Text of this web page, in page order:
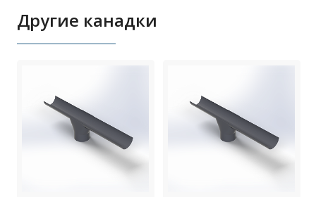
Другие канадки